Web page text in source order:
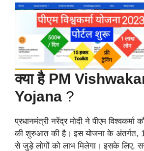
क्या है PM
Yojana ?
प्रधानमंत्री नरेंद्र मोदी ने पीएम विश्वकर्मा
की शुरुआत की है। इस योजना के अंतर्गत, 18
से जुड़े लोगों को लाभ मिलेगा। इसके लिए,